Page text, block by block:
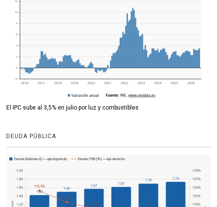
El IPC sube al 3,5% en julio por luz y combustibles
DEUDA PÚBLICA